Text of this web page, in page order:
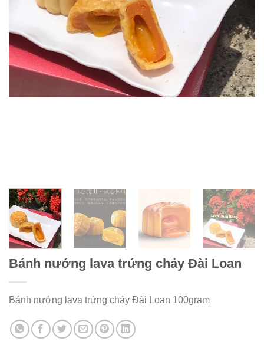
Bánh nướng lava trứng chảy Đài Loan
Bánh nướng lava trứng chảy Đài Loan 100gram